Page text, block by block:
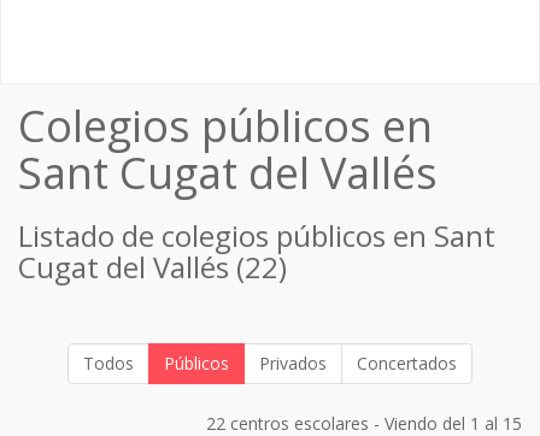
Colegios públicos en
Sant Cugat del Vallés
Listado de colegios públicos en Sant
Cugat del Vallés (22)
Todos Públicos Privados Concertados
22 centros escolares - Viendo del 1 al 15